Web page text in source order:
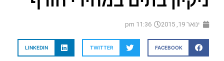
ינואר 19, 2015 11:36 pm
FACEBOOK
TWITTER
LINKEDIN